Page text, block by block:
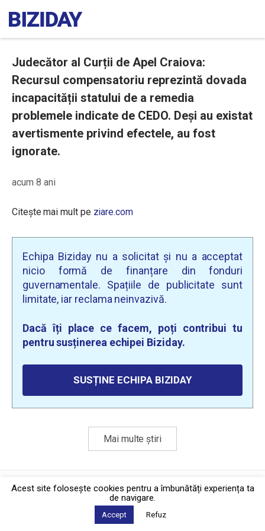
Judecător al Curții de Apel Craiova:
Recursul compensatoriu reprezintă dovada
incapacității statului de a remedia
problemele indicate de CEDO. Deși au existat
avertismente privind efectele, au fost
ignorate.
acum 8 ani
Citește mai mult pe ziare.com
Echipa Biziday nu a solicitat și nu a acceptat
nicio formă de finanțare din fonduri
guvernamentale. Spațiile de publicitate sunt
limitate, iar reclama neinvazivă.
Dacă îți place ce facem, poți contribui tu
pentru susținerea echipei Biziday.
SUSȚINE ECHIPA BIZIDAY
Mai multe știri
Politica de confidențialitate·Contact
2026 © Biziday
Acest site foloseşte cookies pentru a îmbunătăți experiența ta
de navigare.
Accept Refuz